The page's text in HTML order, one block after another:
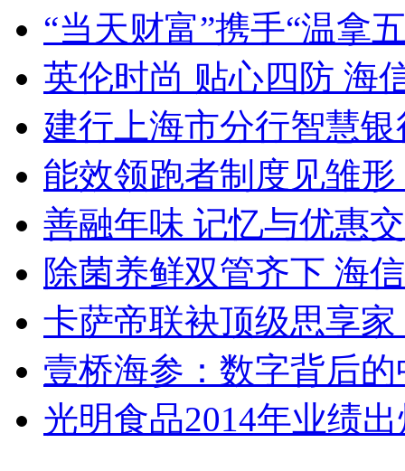
“当天财富”携手“温拿
英伦时尚 贴心四防 海
建行上海市分行智慧
能效领跑者制度见雏
善融年味 记忆与优惠
除菌养鲜双管齐下 海
卡萨帝联袂顶级思享
壹桥海参：数字背后
光明食品2014年业绩